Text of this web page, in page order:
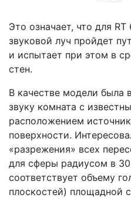
Это означает, что для
звуковой луч пройдет
и испытает при этом в
стен.
В качестве модели была
звуку комната с
расположением
поверхности.
«разрежения» всех
для сферы радиусом в
соответствует объему
плоскостей) площадной